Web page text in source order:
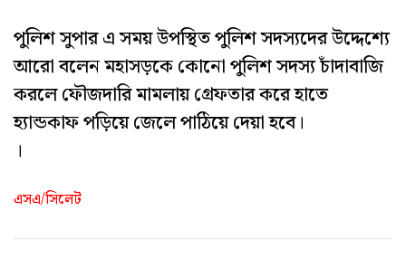
পুলিশ সুপার এ সময় উপস্থিত পুলিশ সদস্যদের উদ্দেশ্যে
আরো বলেন মহাসড়কে কোনো পুলিশ সদস্য চাঁদাবাজি
করলে ফৌজদারি মামলায় গ্রেফতার করে হাতে
হ্যান্ডকাফ পড়িয়ে জেলে পাঠিয়ে দেয়া হবে।
।
এসএ/সিলেট